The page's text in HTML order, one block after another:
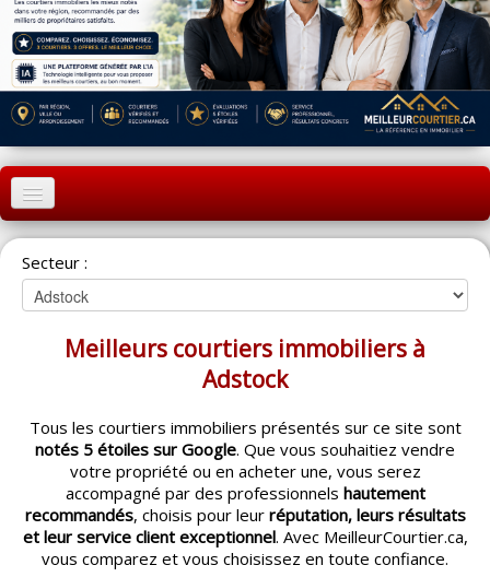
ACCUEIL
MONTRÉAL
QUÉBEC
LAVAL
CATÉGORIES▼
ACHETEUR / VENDEUR▼
ENTREPRENEURS▼
Secteur :
Meilleurs courtiers immobiliers à
Adstock
Tous les courtiers immobiliers présentés sur ce site sont
notés 5 étoiles sur Google. Que vous souhaitiez vendre
votre propriété ou en acheter une, vous serez
accompagné par des professionnels hautement
recommandés, choisis pour leur réputation, leurs résultats
et leur service client exceptionnel. Avec MeilleurCourtier.ca,
vous comparez et vous choisissez en toute confiance.